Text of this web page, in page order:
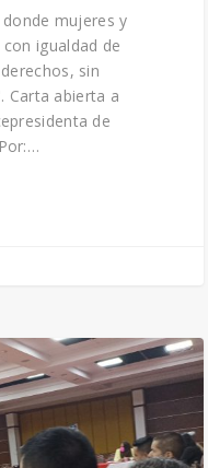
mujeres y
igualdad de
sin
Carta abierta a
de